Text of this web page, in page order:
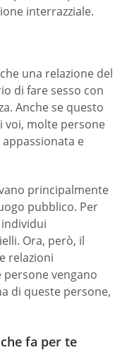
interrazziale.
una relazione del
di fare sesso con
Anche se questo
voi, molte persone
e
principalmente
pubblico. Per
Ora, però, il
relazioni
vengano
di queste persone,
fa per te